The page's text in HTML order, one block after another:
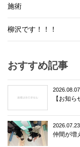
施術
柳沢です！！！
おすすめ記事
2026.08.07
【お知
2026.07.23
仲間が増